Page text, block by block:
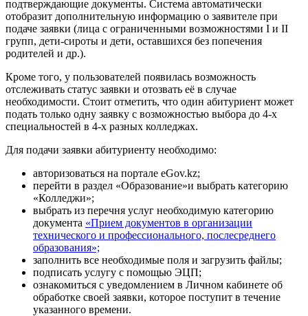
подтверждающие документы. Система автоматически
отобразит дополнительную информацию о заявителе при
подаче заявки (лица с ограниченными возможностями I и II
групп, дети-сироты и дети, оставшихся без попечения
родителей и др.).
Кроме того, у пользователей появилась возможность
отслеживать статус заявки и отозвать её в случае
необходимости. Стоит отметить, что один абитуриент может
подать только одну заявку с возможностью выбора до 4-х
специальностей в 4-х разных колледжах.
Для подачи заявки абитуриенту необходимо:
авторизоваться на портале eGov.kz;
перейти в раздел «Образование»и выбрать категорию
«Колледжи»;
выбрать из перечня услуг необходимую категорию
документа «Прием документов в организации
технического и профессионального, послесреднего
образования»;
заполнить все необходимые поля и загрузить файлы;
подписать услугу с помощью ЭЦП;
ознакомиться с уведомлением в Личном кабинете об
обработке своей заявки, которое поступит в течение
указанного времени.